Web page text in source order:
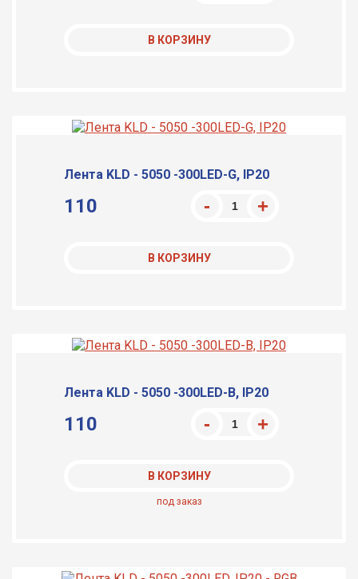
В КОРЗИНУ
Лента KLD - 5050 -300LED-G, IP20
110
В КОРЗИНУ
Лента KLD - 5050 -300LED-B, IP20
110
В КОРЗИНУ
под заказ